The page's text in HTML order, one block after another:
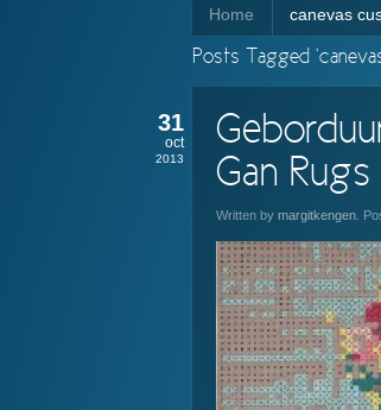
Home canevas
Posts Tagged
31
oct
2013
Gan Rugs
Written by margitkengen .